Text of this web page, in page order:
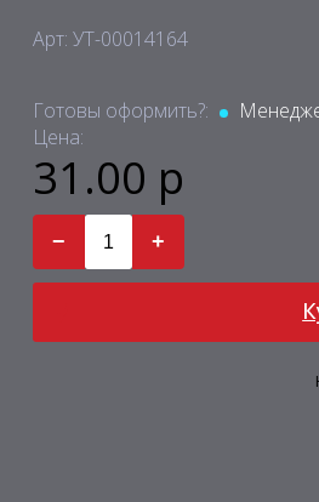
Арт: УТ-00014164
Готовы оформить?:
Цена:
31.00 р
− +